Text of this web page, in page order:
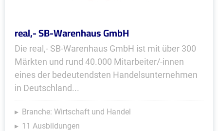
real,- SB-Warenhaus GmbH
Die real,- SB-Warenhaus GmbH ist mit über 300
Märkten und rund 40.000 Mitarbeiter/-innen
eines der bedeutendsten Handelsunternehmen
in Deutschland...
Branche: Wirtschaft und Handel
11 Ausbildungen